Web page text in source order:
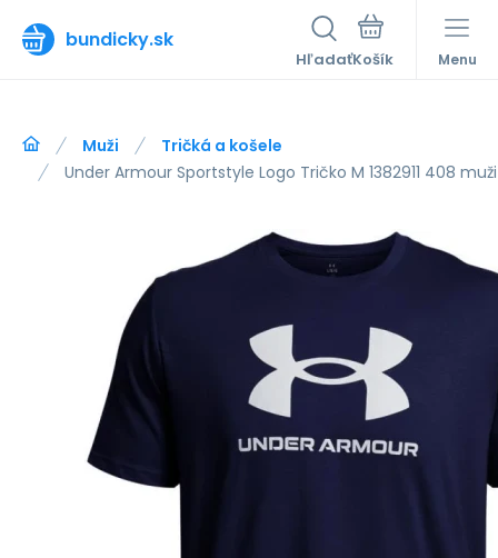
bundicky.sk
Hľadať Menu
Muži
Tričká a košele
Under Armour Sportstyle Logo Tričko M 1382911 408 muži